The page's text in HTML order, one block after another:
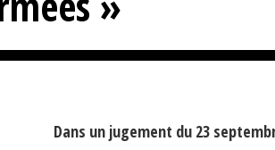
Dans un jugement du 23